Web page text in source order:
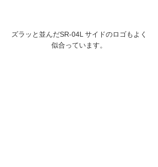
ズラッと並んだSR-04L サイドのロゴもよく
似合っています。